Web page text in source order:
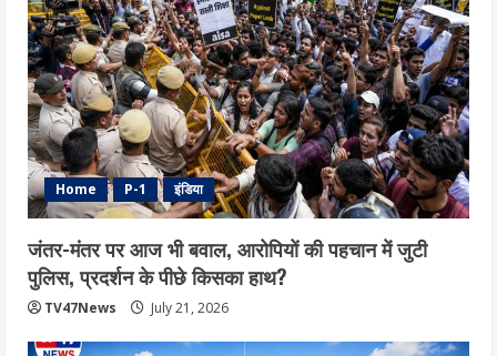
Home P-1 इंडिया
जंतर-मंतर पर आज भी बवाल, आरोपियों की पहचान में जुटी
पुलिस, प्रदर्शन के पीछे किसका हाथ?
TV47News July 21, 2026